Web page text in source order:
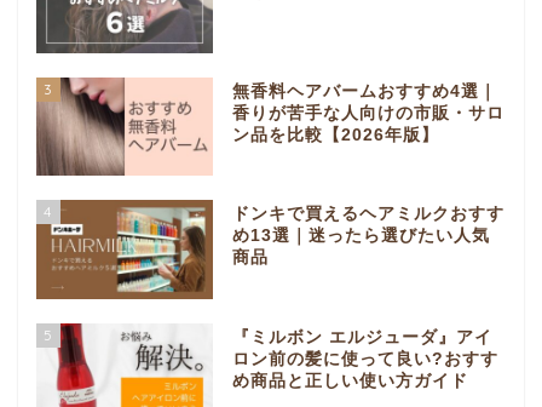
3
無香料ヘアバームおすすめ4選｜
香りが苦手な人向けの市販・サロ
ン品を比較【2026年版】
4
ドンキで買えるヘアミルクおすす
め13選｜迷ったら選びたい人気
商品
5
『ミルボン エルジューダ』アイ
ロン前の髪に使って良い?おすす
め商品と正しい使い方ガイド